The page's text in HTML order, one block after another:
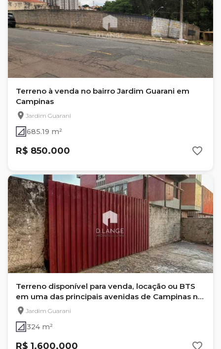
Terreno à venda no bairro Jardim Guarani em
Campinas
Jardim Guarani
685.19 m²
R$ 850.000
Terreno disponível para venda, locação ou BTS
em uma das principais avenidas de Campinas no
bairro Nova Campinas.
Jardim Guarani
324 m²
R$ 1.600.000